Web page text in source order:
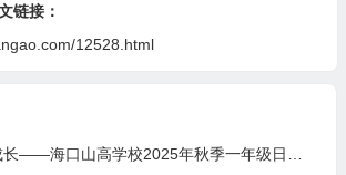
链接：
12528.html